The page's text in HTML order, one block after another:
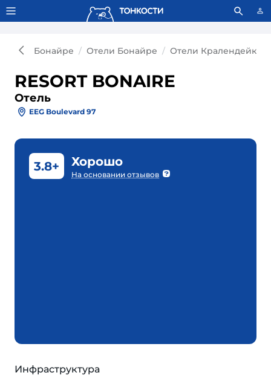
Тонкости используют сookie-файлы. Что это значит?
Бонайре Отели Бонайре Отели Кралендейка
RESORT BONAIRE
Отель
EEG Boulevard 97
3.8+ Хорошо
На основании отзывов
Инфраструктура